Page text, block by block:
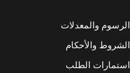
الرسوم والمعدلات
الشروط والأحكام
استمارات الطلب